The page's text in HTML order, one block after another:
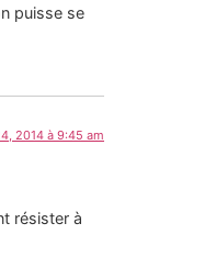
2014 à 9:45 am
résister à